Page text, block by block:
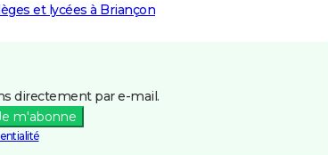
et lycées à Briançon
directement par e-mail.
m'abonne